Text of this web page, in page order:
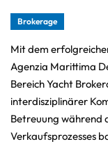
Brokerage
Mit dem
Agenzia Marittima
Bereich Yacht
interdisziplinärer
Betreuung während
Verkaufsprozesses